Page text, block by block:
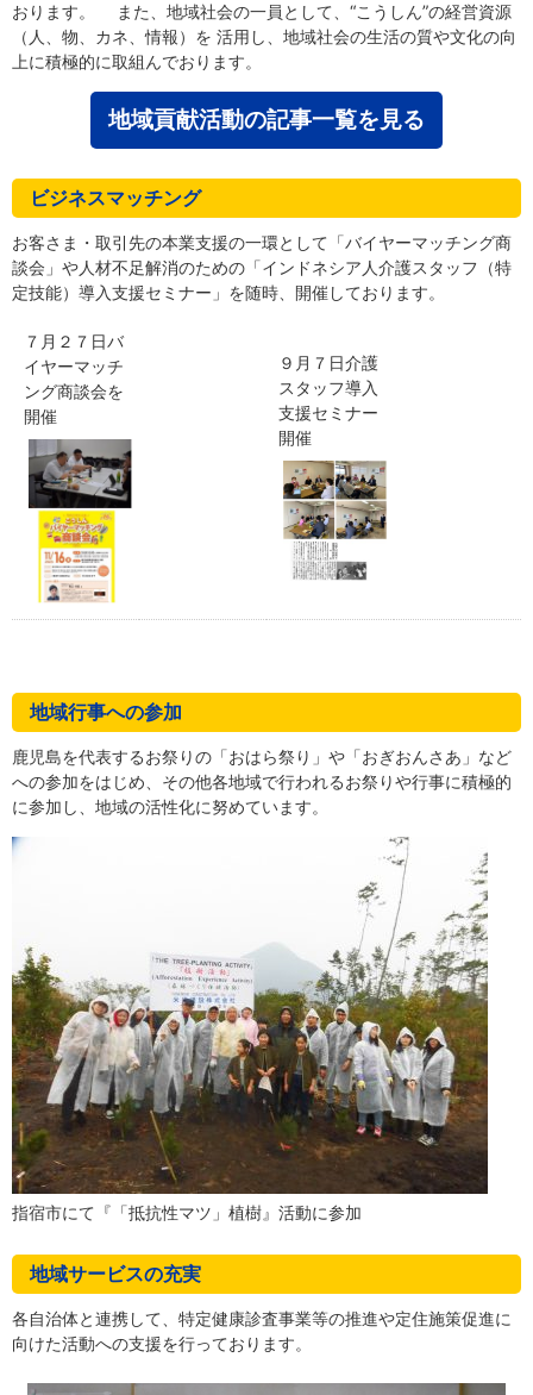
おります。 また、地域社会の一員として、“こうしん”の経営資源
（人、物、カネ、情報）を 活用し、地域社会の生活の質や文化の向
上に積極的に取組んでおります。
地域貢献活動の記事一覧を見る
ビジネスマッチング
お客さま・取引先の本業支援の一環として「バイヤーマッチング商
談会」や人材不足解消のための「インドネシア人介護スタッフ（特
定技能）導入支援セミナー」を随時、開催しております。
７月２７日バ
イヤーマッチ
ング商談会を
開催
９月７日介護
スタッフ導入
支援セミナー
開催
地域行事への参加
鹿児島を代表するお祭りの「おはら祭り」や「おぎおんさあ」など
への参加をはじめ、その他各地域で行われるお祭りや行事に積極的
に参加し、地域の活性化に努めています。
指宿市にて『「抵抗性マツ」植樹』活動に参加
地域サービスの充実
各自治体と連携して、特定健康診査事業等の推進や定住施策促進に
向けた活動への支援を行っております。